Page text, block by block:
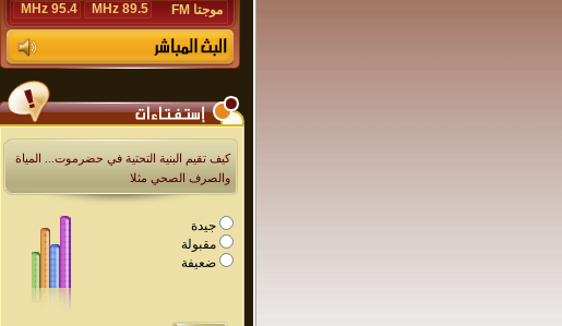
موجتا FM
95.4 MHz 89.5 MHz
كيف تقيم البنية التحتية في حضرموت... المياة
والصرف الصحي مثلا
جيدة
مقبولة
ضعيفة